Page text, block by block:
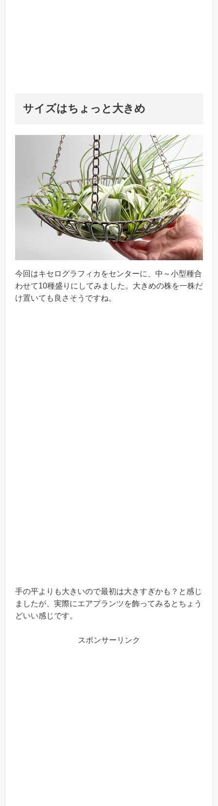
サイズはちょっと大きめ
今回はキセログラフィカをセンターに、中～小型種合
わせて10種盛りにしてみました。大きめの株を一株だ
け置いても良さそうですね。
手の平よりも大きいので最初は大きすぎかも？と感じ
ましたが、実際にエアプランツを飾ってみるとちょう
どいい感じです。
スポンサーリンク